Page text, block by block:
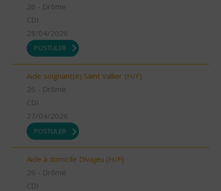
26 - Drôme
CDI
28/04/2026
POSTULER
Aide soignant(e) Saint Vallier (H/F)
26 - Drôme
CDI
27/04/2026
POSTULER
Aide à domicile Divajeu (H/F)
26 - Drôme
CDI